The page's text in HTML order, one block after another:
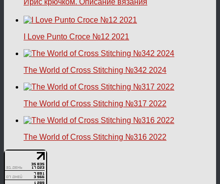
Ирис крючком. Описание вязания
I Love Punto Croce №12 2021
The World of Cross Stitching №342 2024
The World of Cross Stitching №317 2022
The World of Cross Stitching №316 2022